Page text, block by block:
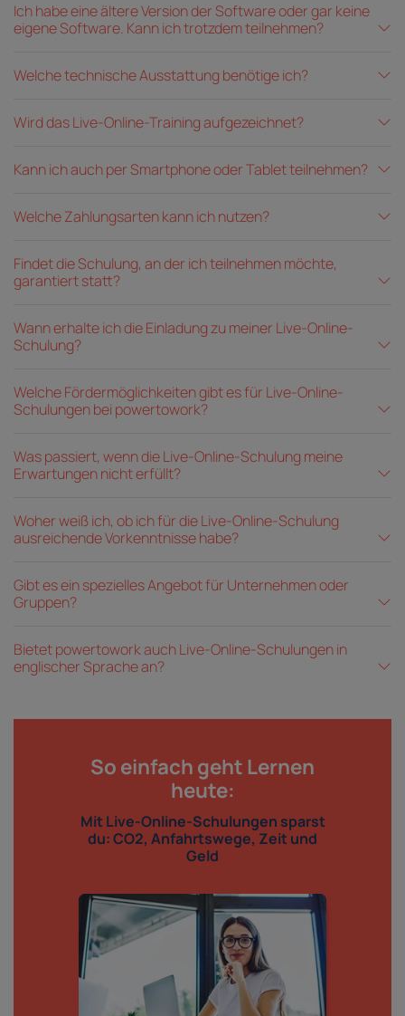
Ich habe eine ältere Version der Software oder gar keine
eigene Software. Kann ich trotzdem teilnehmen?
Welche technische Ausstattung benötige ich?
Wird das Live-Online-Training aufgezeichnet?
Kann ich auch per Smartphone oder Tablet teilnehmen?
Welche Zahlungsarten kann ich nutzen?
Findet die Schulung, an der ich teilnehmen möchte,
garantiert statt?
Wann erhalte ich die Einladung zu meiner Live-Online-
Schulung?
Welche Fördermöglichkeiten gibt es für Live-Online-
Schulungen bei powertowork?
Was passiert, wenn die Live-Online-Schulung meine
Erwartungen nicht erfüllt?
Woher weiß ich, ob ich für die Live-Online-Schulung
ausreichende Vorkenntnisse habe?
Gibt es ein spezielles Angebot für Unternehmen oder
Gruppen?
Bietet powertowork auch Live-Online-Schulungen in
englischer Sprache an?
So einfach geht Lernen
heute:
Mit Live-Online-Schulungen sparst
du: CO2, Anfahrtswege, Zeit und
Geld